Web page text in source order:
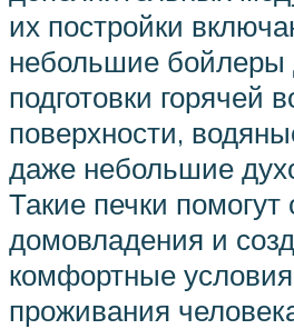
их постройки
небольшие бойлеры
подготовки горячей
поверхности,
даже небольшие
Такие печки помогут
домовладения и
комфортные
проживания